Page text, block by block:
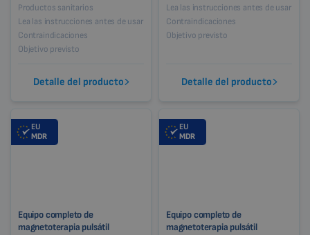
Productos sanitarios
Lea las instrucciones antes de usar
Contraindicaciones
Objetivo previsto
Detalle del producto
Lea las instrucciones antes de usar
Contraindicaciones
Objetivo previsto
Detalle del producto
EU
MDR
Equipo completo de
magnetoterapia pulsátil
EU
MDR
Equipo completo de
magnetoterapia pulsátil